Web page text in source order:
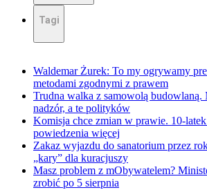
Tagi
Waldemar Żurek: To my ogrywamy
metodami zgodnymi z prawem
Trudna walka z samowolą
nadzór, a te polityków
Komisja chce zmian w prawie. 10-
powiedzenia więcej
Zakaz wyjazdu do sanatorium przez
„kary” dla kuracjuszy
Masz problem z mObywatelem?
zrobić po 5 sierpnia